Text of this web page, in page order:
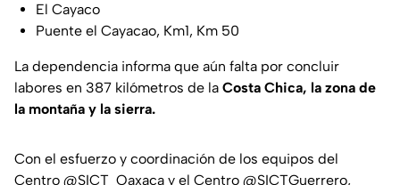
El Cayaco
Puente el Cayacao, Km1, Km 50
La dependencia informa que aún falta por concluir
labores en 387 kilómetros de la Costa Chica, la zona de
la montaña y la sierra.
Con el esfuerzo y coordinación de los equipos del
Centro @SICT_Oaxaca y el Centro @SICTGuerrero,